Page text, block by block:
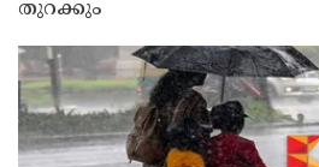
തുറക്കും